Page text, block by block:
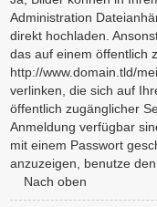
Administration
direkt hochladen.
das auf einem öffentlich
http://www.domain.tld/
verlinken, die sich auf
öffentlich zugänglicher
Anmeldung verfügbar
mit einem Passwort
anzuzeigen, benutze den
Nach oben